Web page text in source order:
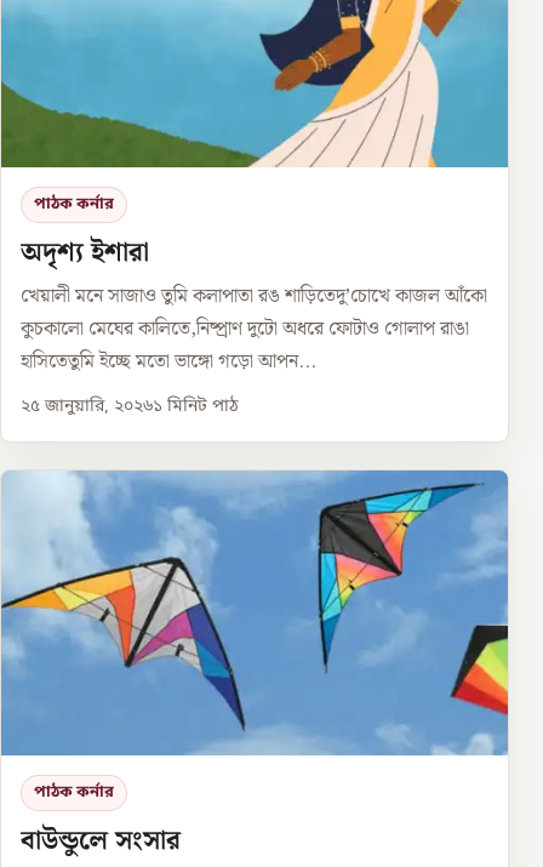
পাঠক কর্নার
অদৃশ্য ইশারা
খেয়ালী মনে সাজাও তুমি কলাপাতা রঙ শাড়িতেদু’চোখে কাজল আঁকো
কুচকালো মেঘের কালিতে,নিষ্প্রাণ দুটো অধরে ফোটাও গোলাপ রাঙা
হাসিতেতুমি ইচ্ছে মতো ভাঙ্গো গড়ো আপন...
২৫ জানুয়ারি, ২০২৬১ মিনিট পাঠ
পাঠক কর্নার
বাউন্ডুলে সংসার